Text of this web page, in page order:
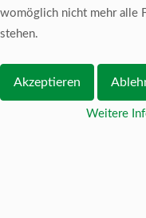
womöglich nicht mehr alle
stehen.
Akzeptieren
Weitere